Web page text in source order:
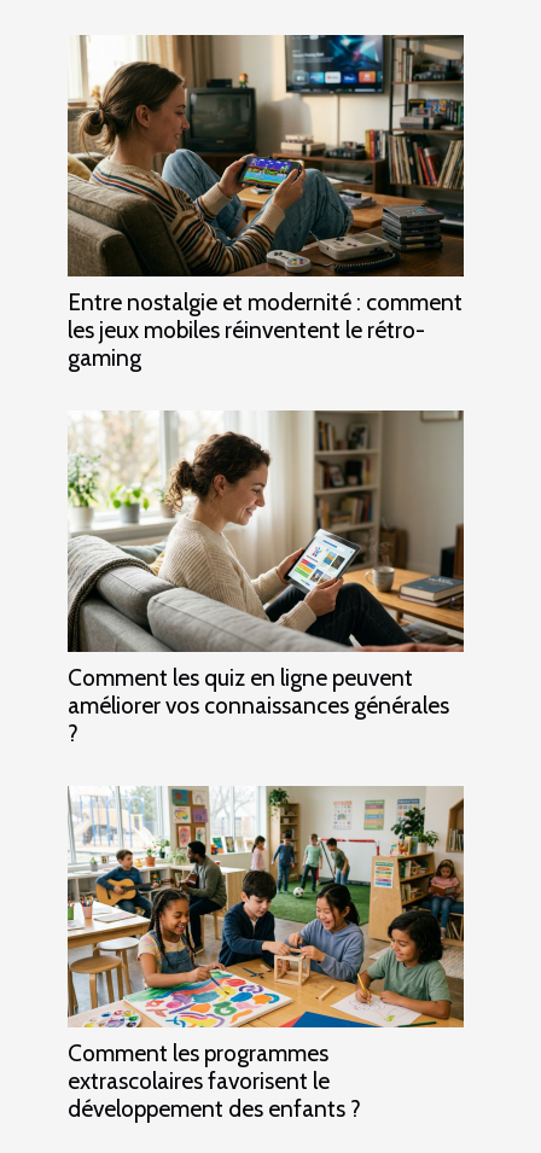
Entre nostalgie et modernité : comment
les jeux mobiles réinventent le rétro-
gaming
Comment les quiz en ligne peuvent
améliorer vos connaissances générales
?
Comment les programmes
extrascolaires favorisent le
développement des enfants ?